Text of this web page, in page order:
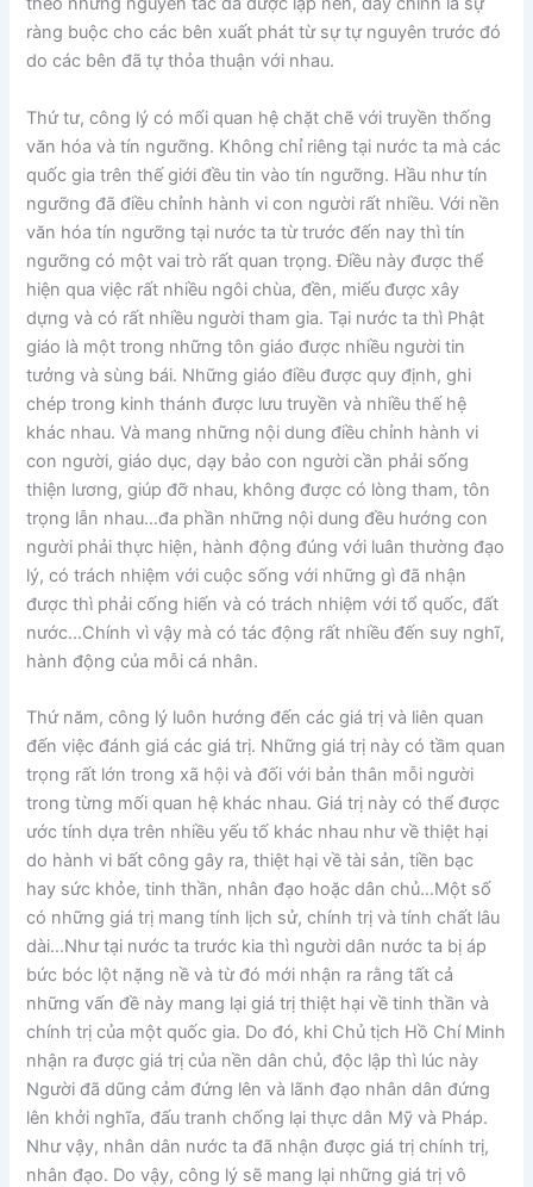
ràng buộc cho các bên xuất phát từ sự tự nguyên trước đó
do các bên đã tự thỏa thuận với nhau.
Thứ tư, công lý có mối quan hệ chặt chẽ với truyền thống
văn hóa và tín ngưỡng. Không chỉ riêng tại nước ta mà các
quốc gia trên thế giới đều tin vào tín ngưỡng. Hầu như tín
ngưỡng đã điều chỉnh hành vi con người rất nhiều. Với nền
văn hóa tín ngưỡng tại nước ta từ trước đến nay thì tín
ngưỡng có một vai trò rất quan trọng. Điều này được thể
hiện qua việc rất nhiều ngôi chùa, đền, miếu được xây
dựng và có rất nhiều người tham gia. Tại nước ta thì Phật
giáo là một trong những tôn giáo được nhiều người tin
tưởng và sùng bái. Những giáo điều được quy định, ghi
chép trong kinh thánh được lưu truyền và nhiều thế hệ
khác nhau. Và mang những nội dung điều chỉnh hành vi
con người, giáo dục, dạy bảo con người cần phải sống
thiện lương, giúp đỡ nhau, không được có lòng tham, tôn
trọng lẫn nhau…đa phần những nội dung đều hướng con
người phải thực hiện, hành động đúng với luân thường đạo
lý, có trách nhiệm với cuộc sống với những gì đã nhận
được thì phải cống hiến và có trách nhiệm với tổ quốc, đất
nước…Chính vì vậy mà có tác động rất nhiều đến suy nghĩ,
hành động của mỗi cá nhân.
Thứ năm, công lý luôn hướng đến các giá trị và liên quan
đến việc đánh giá các giá trị. Những giá trị này có tầm quan
trọng rất lớn trong xã hội và đối với bản thân mỗi người
trong từng mối quan hệ khác nhau. Giá trị này có thể được
ước tính dựa trên nhiều yếu tố khác nhau như về thiệt hại
do hành vi bất công gây ra, thiệt hại về tài sản, tiền bạc
hay sức khỏe, tinh thần, nhân đạo hoặc dân chủ…Một số
có những giá trị mang tính lịch sử, chính trị và tính chất lâu
dài…Như tại nước ta trước kia thì người dân nước ta bị áp
bức bóc lột nặng nề và từ đó mới nhận ra rằng tất cả
những vấn đề này mang lại giá trị thiệt hại về tinh thần và
chính trị của một quốc gia. Do đó, khi Chủ tịch Hồ Chí Minh
nhận ra được giá trị của nền dân chủ, độc lập thì lúc này
Người đã dũng cảm đứng lên và lãnh đạo nhân dân đứng
lên khởi nghĩa, đấu tranh chống lại thực dân Mỹ và Pháp.
Như vậy, nhân dân nước ta đã nhận được giá trị chính trị,
nhân đạo. Do vậy, công lý sẽ mang lại những giá trị vô